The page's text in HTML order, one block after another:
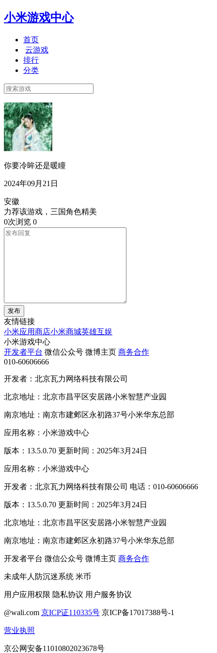
小米游戏中心
首页
云游戏
排行
分类
你要冷眸还是暖瞳
2024年09月21日
安徽
力荐该游戏，三国角色精美
0次浏览 0
发布
友情链接
小米应用商店小米商城英雄互娱
小米游戏中心
开发者平台 微信公众号 微博主页 商务合作
010-60606666
开发者：北京瓦力网络科技有限公司
北京地址：北京市昌平区安居路小米智慧产业园
南京地址：南京市建邺区永初路37号小米华东总部
应用名称：小米游戏中心
版本：13.5.0.70 更新时间：2025年3月24日
应用名称：小米游戏中心
开发者：北京瓦力网络科技有限公司 电话：010-60606666
版本：13.5.0.70 更新时间：2025年3月24日
北京地址：北京市昌平区安居路小米智慧产业园
南京地址：南京市建邺区永初路37号小米华东总部
开发者平台 微信公众号 微博主页 商务合作
未成年人防沉迷系统 米币
用户应用权限 隐私协议 用户服务协议
@wali.com 京ICP证110335号 京ICP备17017388号-1
营业执照
京公网安备11010802023678号